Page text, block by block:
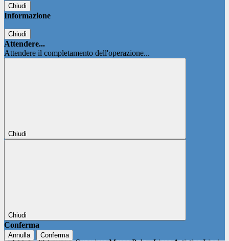
Chiudi
Informazione
Chiudi
Attendere...
Attendere il completamento dell'operazione...
Chiudi
Chiudi
Conferma
Annulla Conferma